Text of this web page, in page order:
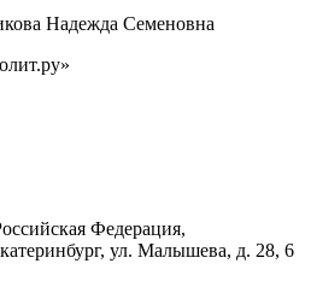
Надежда Семеновна
Федерация,
, ул. Малышева, д. 28, 6